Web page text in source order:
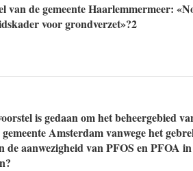
van de gemeente Haarlemmermeer:
voor grondverzet»?2
is gedaan om het beheergebied
Amsterdam vanwege het
de aanwezigheid van PFOS en